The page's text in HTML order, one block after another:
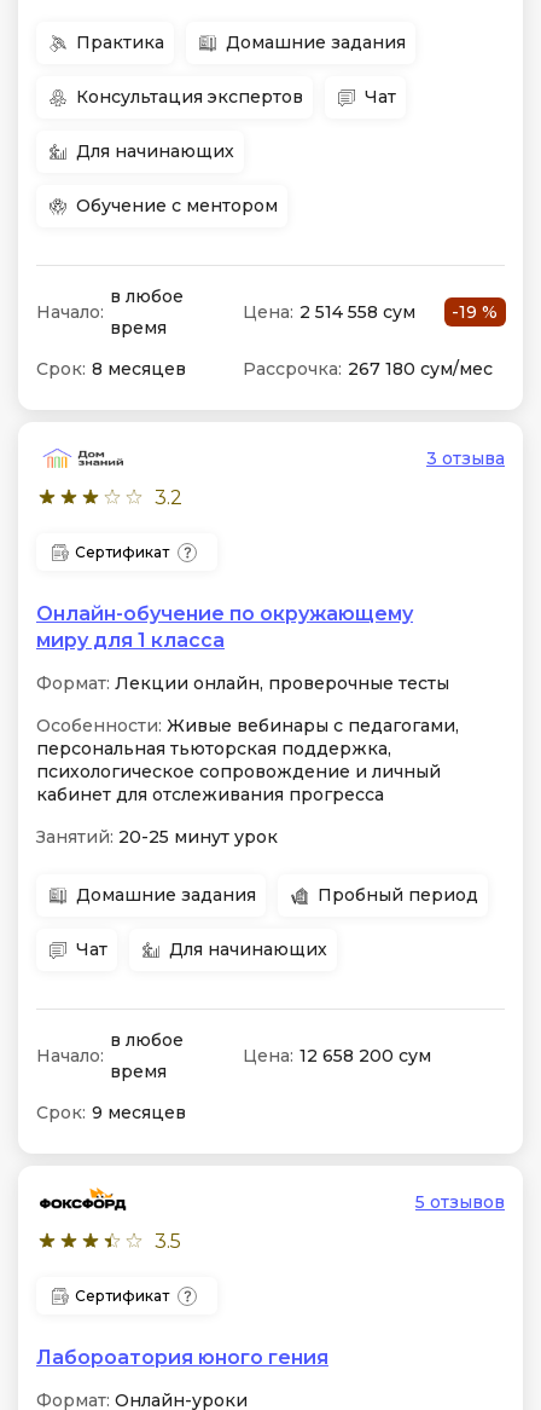
Практика Домашние задания
Консультация экспертов Чат
Для начинающих
Обучение с ментором
Начало:
в любое
время
Цена: 2 514 558 сум -19 %
Срок: 8 месяцев Рассрочка: 267 180 сум/мес
3.2
3 отзыва
Сертификат
Онлайн-обучение по окружающему
миру для 1 класса
Формат: Лекции онлайн, проверочные тесты
Особенности: Живые вебинары с педагогами,
персональная тьюторская поддержка,
психологическое сопровождение и личный
кабинет для отслеживания прогресса
Занятий: 20-25 минут урок
Домашние задания Пробный период
Чат Для начинающих
Начало:
в любое
время
Цена: 12 658 200 сум
Срок: 9 месяцев
3.5
5 отзывов
Сертификат
Лабороатория юного гения
Формат: Онлайн-уроки